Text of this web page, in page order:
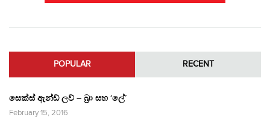
POPULAR RECENT
සෙක්ස් ඇන්ඩ් ලව් – බ්‍රා සහ ‘ලේ’
February 15, 2016